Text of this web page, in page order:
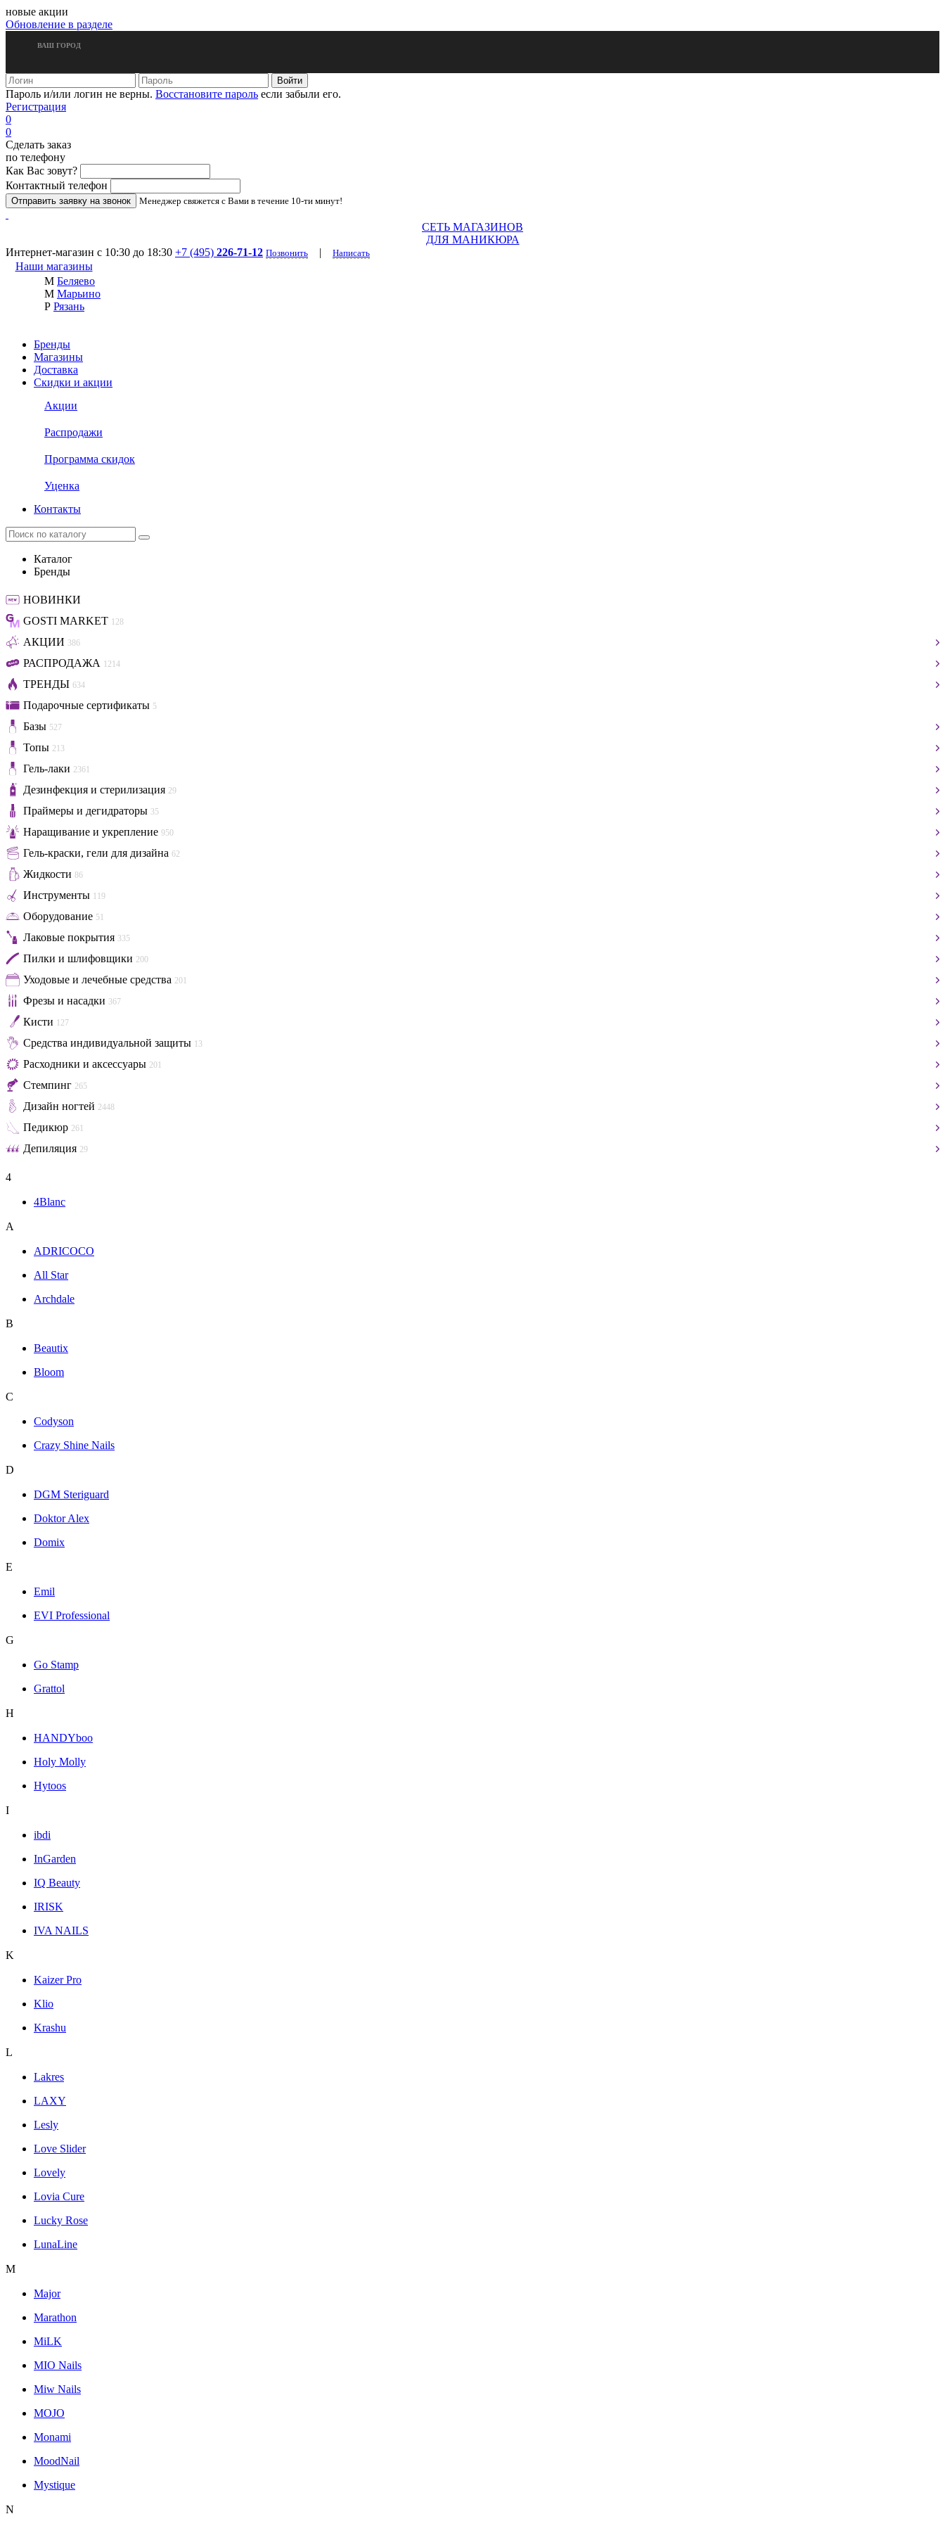
новые акции
Обновление в разделе
ВАШ ГОРОД
Пароль и/или логин не верны. Восстановите пароль если забыли его.
Регистрация
0
0
Сделать заказ
по телефону
Как Вас зовут?
Контактный телефон
Менеджер свяжется с Вами в течение 10-ти минут!
СЕТЬ МАГАЗИНОВ
ДЛЯ МАНИКЮРА
Интернет-магазин с 10:30 до 18:30 +7 (495) 226-71-12 Позвонить | Написать
Наши магазины
М Беляево
М Марьино
Р Рязань
Бренды
Магазины
Доставка
Скидки и акции
Акции
Распродажи
Программа скидок
Уценка
Контакты
Каталог
Бренды
НОВИНКИ
GOSTI MARKET 128
АКЦИИ 386
РАСПРОДАЖА 1214
ТРЕНДЫ 634
Подарочные сертификаты 5
Базы 527
Топы 213
Гель-лаки 2361
Дезинфекция и стерилизация 29
Праймеры и дегидраторы 35
Наращивание и укрепление 950
Гель-краски, гели для дизайна 62
Жидкости 86
Инструменты 119
Оборудование 51
Лаковые покрытия 335
Пилки и шлифовщики 200
Уходовые и лечебные средства 201
Фрезы и насадки 367
Кисти 127
Средства индивидуальной защиты 13
Расходники и аксессуары 201
Стемпинг 265
Дизайн ногтей 2448
Педикюр 261
Депиляция 29
4
4Blanc
A
ADRICOCO
All Star
Archdale
B
Beautix
Bloom
C
Codyson
Crazy Shine Nails
D
DGM Steriguard
Doktor Alex
Domix
E
Emil
EVI Professional
G
Go Stamp
Grattol
H
HANDYboo
Holy Molly
Hytoos
I
ibdi
InGarden
IQ Beauty
IRISK
IVA NAILS
K
Kaizer Pro
Klio
Krashu
L
Lakres
LAXY
Lesly
Love Slider
Lovely
Lovia Cure
Lucky Rose
LunaLine
M
Major
Marathon
MiLK
MIO Nails
Miw Nails
MOJO
Monami
MoodNail
Mystique
N